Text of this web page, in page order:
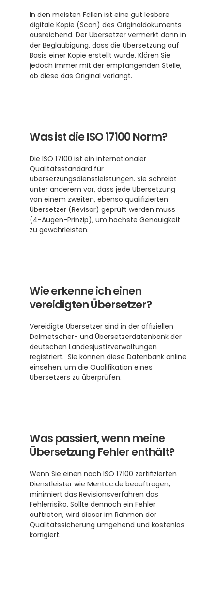
In den meisten Fällen ist eine gut lesbare
digitale Kopie (Scan) des Originaldokuments
ausreichend. Der Übersetzer vermerkt dann in
der Beglaubigung, dass die Übersetzung auf
Basis einer Kopie erstellt wurde. Klären Sie
jedoch immer mit der empfangenden Stelle,
ob diese das Original verlangt.
Was ist die ISO 17100 Norm?
Die ISO 17100 ist ein internationaler
Qualitätsstandard für
Übersetzungsdienstleistungen. Sie schreibt
unter anderem vor, dass jede Übersetzung
von einem zweiten, ebenso qualifizierten
Übersetzer (Revisor) geprüft werden muss
(4-Augen-Prinzip), um höchste Genauigkeit
zu gewährleisten.
Wie erkenne ich einen
vereidigten Übersetzer?
Vereidigte Übersetzer sind in der offiziellen
Dolmetscher- und Übersetzerdatenbank der
deutschen Landesjustizverwaltungen
registriert.  Sie können diese Datenbank online
einsehen, um die Qualifikation eines
Übersetzers zu überprüfen.
Was passiert, wenn meine
Übersetzung Fehler enthält?
Wenn Sie einen nach ISO 17100 zertifizierten
Dienstleister wie Mentoc.de beauftragen,
minimiert das Revisionsverfahren das
Fehlerrisiko. Sollte dennoch ein Fehler
auftreten, wird dieser im Rahmen der
Qualitätssicherung umgehend und kostenlos
korrigiert.